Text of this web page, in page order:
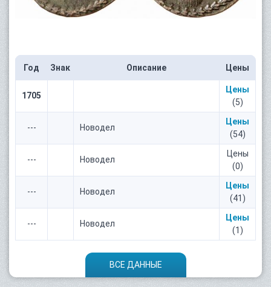
Год Знак Описание Цены
1705
Цены
(5)
--- Новодел
Цены
(54)
--- Новодел
Цены
(0)
--- Новодел
Цены
(41)
--- Новодел
Цены
(1)
ВСЕ ДАННЫЕ